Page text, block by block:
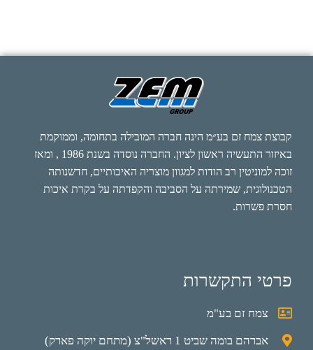
קבוצת צמח זם בע״מ הינה חברה המובילה בתחומה, וממוקמת
באיזור התעשיה ראשון לציון. החברה נוסדה בשנת 1986 , ומאז
זוכה למוניטין רב הודות למגוון מוצריה האיכותיים, חדשנותה
הטכנולוגית, שמירתה על הסביבה והקפדתה על בקרת איכות
חסרת פשרות.
פרטי התקשרות
צמח זם בע"מ
אברהם בומה שביט 1 ראשל"צ (מתחם יוקה פארק)